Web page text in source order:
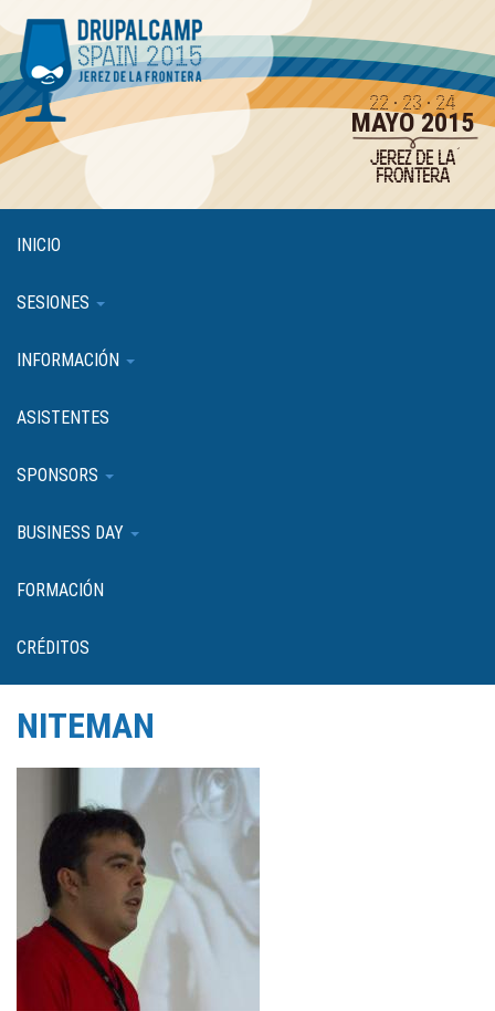
al
contenido
principal
22 · 23 · 24
MAYO 2015
JEREZ DE LA
FRONTERA
INICIO
SESIONES
INFORMACIÓN
ASISTENTES
SPONSORS
BUSINESS DAY
FORMACIÓN
CRÉDITOS
NITEMAN